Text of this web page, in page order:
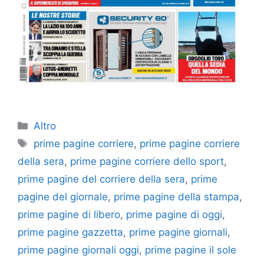
Categorie
Altro
Tag
prime pagine corriere, prime pagine corriere
della sera, prime pagine corriere dello sport,
prime pagine del corriere della sera, prime
pagine del giornale, prime pagine della stampa,
prime pagine di libero, prime pagine di oggi,
prime pagine gazzetta, prime pagine giornali,
prime pagine giornali oggi, prime pagine il sole